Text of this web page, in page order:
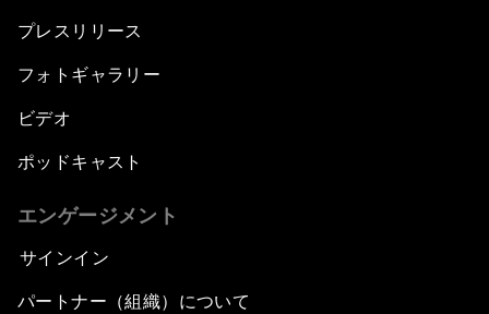
プレスリリース
フォトギャラリー
ビデオ
ポッドキャスト
エンゲージメント
サインイン
パートナー（組織）について